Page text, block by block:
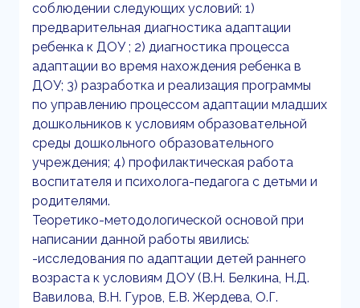
соблюдении следующих условий: 1)
предварительная диагностика адаптации
ребенка к ДОУ ; 2) диагностика процесса
адаптации во время нахождения ребенка в
ДОУ; 3) разработка и реализация программы
по управлению процессом адаптации младших
дошкольников к условиям образовательной
среды дошкольного образовательного
учреждения; 4) профилактическая работа
воспитателя и психолога-педагога с детьми и
родителями.
Теоретико-методологической основой при
написании данной работы явились:
-исследования по адаптации детей раннего
возраста к условиям ДОУ (В.Н. Белкина, Н.Д.
Вавилова, В.Н. Гуров, Е.В. Жердева, О.Г.